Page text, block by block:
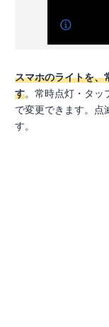
スマホのライトを、
す。常時点灯・タッ
で変更できます。点
す。